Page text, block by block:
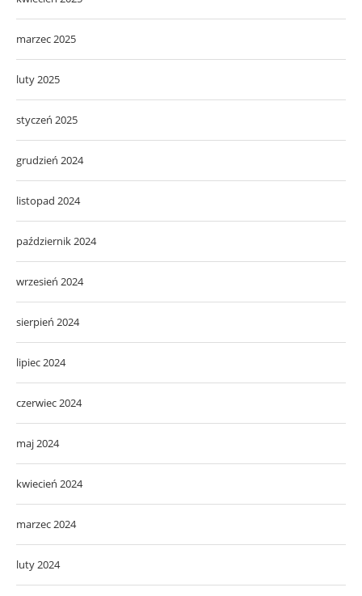
marzec 2025
luty 2025
styczeń 2025
grudzień 2024
listopad 2024
październik 2024
wrzesień 2024
sierpień 2024
lipiec 2024
czerwiec 2024
maj 2024
kwiecień 2024
marzec 2024
luty 2024